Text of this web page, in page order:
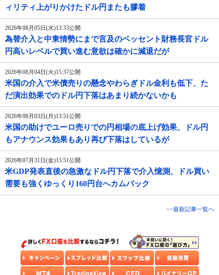
ィリティ上がりかけたドル円またも膠着
2026年08月05日(水)13:33公開
為替介入と中東情勢にまで言及のベッセント財務長官ドル
円高いレベルで買い進む意欲は確かに減退だが
2026年08月04日(火)15:37公開
米国の介入で米債売りの懸念やわらぎドル金利も低下、た
だ演出効果でのドル円下落はあまり続かないかも
2026年08月03日(月)13:51公開
米国の助けでユーロ売りでの円相場の底上げ効果、ドル円
もアナウンス効果もあり再び下落はしているが
2026年07月31日(金)15:51公開
米GDP発表直後の急激なドル円下落で介入憶測、ドル買い
需要も強くゆっくり160円台へカムバック
>>最新記事一覧へ